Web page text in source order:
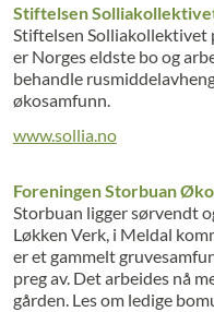
Stiftelsen
Stiftelsen Solliakollektivet
er Norges eldste bo og
behandle
økosamfunn.
www.sollia.no
Foreningen Storbuan
Storbuan ligger sørvendt
Løkken Verk, i Meldal
er et gammelt
preg av. Det arbeides nå
gården. Les om ledige